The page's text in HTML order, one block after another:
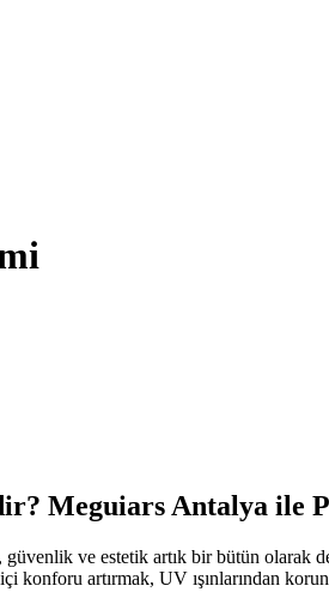
Meguiars Antalya ile
ve estetik artık bir bütün olarak
konforu artırmak, UV ışınlarından